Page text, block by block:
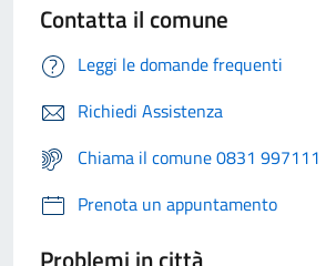
Contatta il comune
Leggi le domande frequenti
Richiedi Assistenza
Chiama il comune 0831 997111
Prenota un appuntamento